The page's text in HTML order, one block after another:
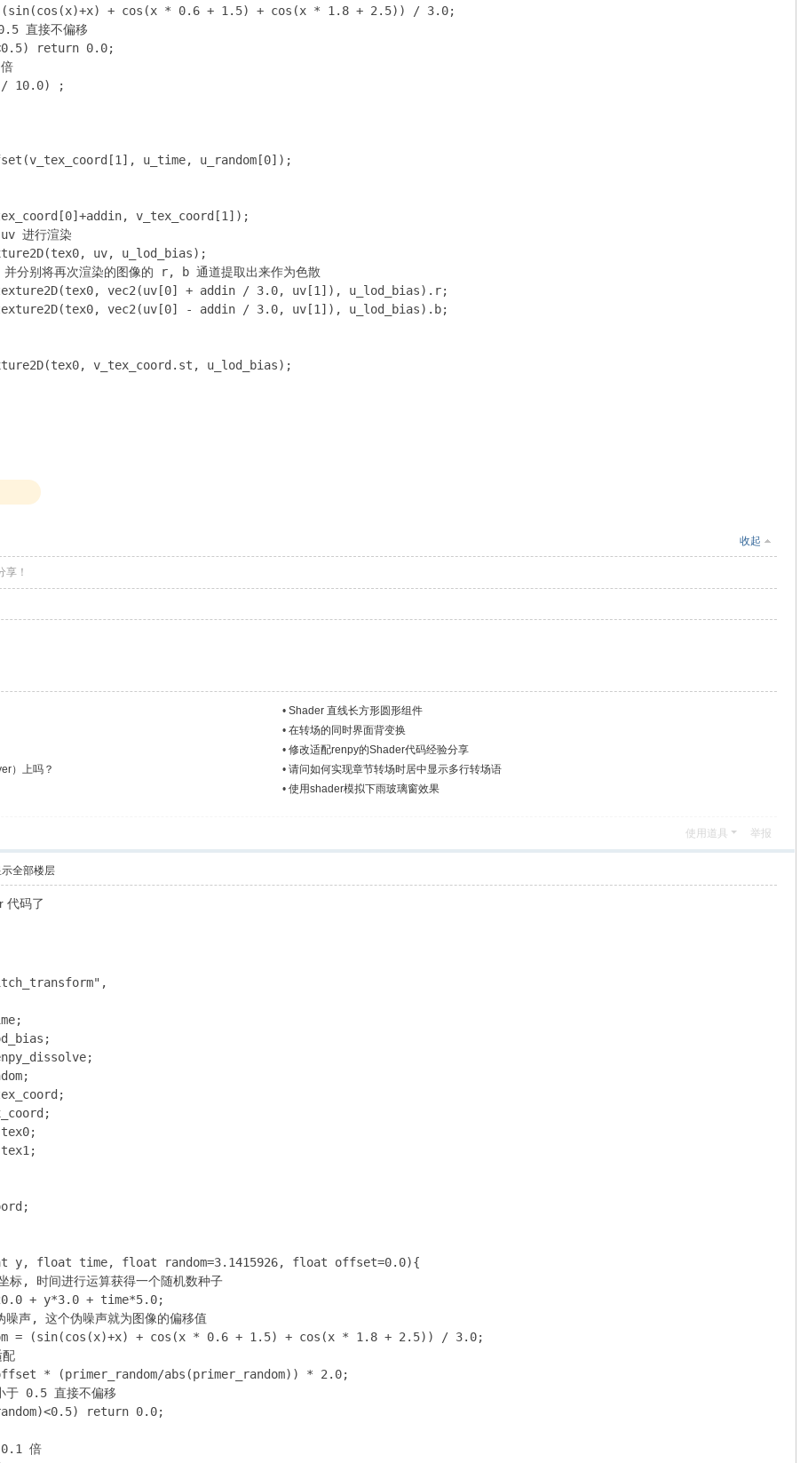
+ cos(x * 0.6 + 1.5) + cos(x * 1.8 + 2.5)) / 3.0;
直接不偏移
return 0.0;
10.0) ;
u_time, u_random[0]);
v_tex_coord[1]);
进行渲染
uv, u_lod_bias);
分别将再次渲染的图像的 r, b 通道提取出来作为色散
vec2(uv[0] + addin / 3.0, uv[1]), u_lod_bias).r;
vec2(uv[0] - addin / 3.0, uv[1]), u_lod_bias).b;
v_tex_coord.st, u_lod_bias);
收起
享！
•Shader 直线长方形圆形组件
•在转场的同时界面背变换
•修改适配renpy的Shader代码经验分享
）上吗？ •请问如何实现章节转场时居中显示多行转场语
•使用shader模拟下雨玻璃窗效果
使用道具 举报
示全部楼层
代码了
y, float time, float random=3.1415926, float offset=0.0){
, 时间进行运算获得一个随机数种子
+ y*3.0 + time*5.0;
声, 这个伪噪声就为图像的偏移值
= (sin(cos(x)+x) + cos(x * 0.6 + 1.5) + cos(x * 1.8 + 2.5)) / 3.0;
* (primer_random/abs(primer_random)) * 2.0;
0.5 直接不偏移
return 0.0;
倍